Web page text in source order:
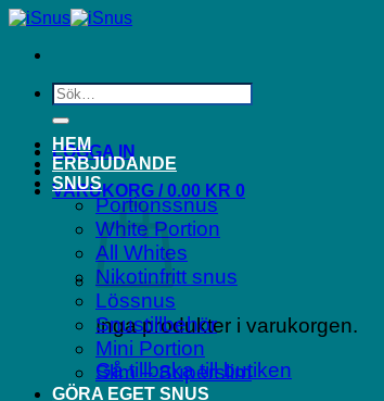
Skip
content
Sök
efter:
LOGGA IN
VARUKORG /0.00 KR 0
Inga produkter i varukorgen.
Gå tillbaka till butiken
HEM
ERBJUDANDE
SNUS
Portionssnus
White Portion
All Whites
Nikotinfritt snus
Lössnus
Snustillbehör
Mini Portion
Slim – Superslim
GÖRA EGET SNUS